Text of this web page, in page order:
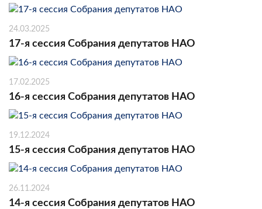
24.03.2025
17-я сессия Собрания депутатов НАО
17.02.2025
16-я сессия Собрания депутатов НАО
19.12.2024
15-я сессия Собрания депутатов НАО
26.11.2024
14-я сессия Собрания депутатов НАО